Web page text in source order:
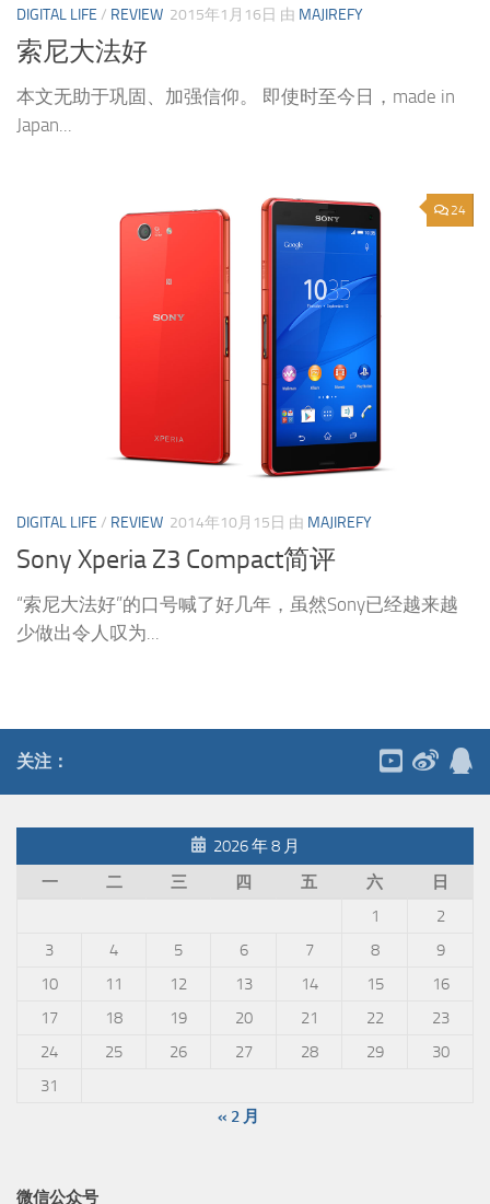
DIGITAL LIFE / REVIEW 2015年1月16日 由 MAJIREFY
索尼大法好
本文无助于巩固、加强信仰。 即使时至今日，made in
Japan...
24
DIGITAL LIFE / REVIEW 2014年10月15日 由 MAJIREFY
Sony Xperia Z3 Compact简评
“索尼大法好”的口号喊了好几年，虽然Sony已经越来越
少做出令人叹为...
关注：
2026 年 8 月
一
二 三 四 五 六
日
1
2
3
4 5 6 7 8
9
10
11 12 13 14 15
16
17
18 19 20 21 22
23
24
25 26 27 28 29
30
31
« 2 月
微信公众号